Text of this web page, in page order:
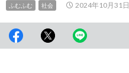
ふむふむ 社会 2024年10月31日